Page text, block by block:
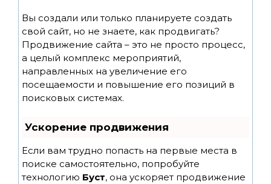
Вы создали или только планируете создать
свой сайт, но не знаете, как продвигать?
Продвижение сайта – это не просто процесс,
а целый комплекс мероприятий,
направленных на увеличение его
посещаемости и повышение его позиций в
поисковых системах.
Ускорение продвижения
Если вам трудно попасть на первые места в
поиске самостоятельно, попробуйте
технологию Буст, она ускоряет продвижение